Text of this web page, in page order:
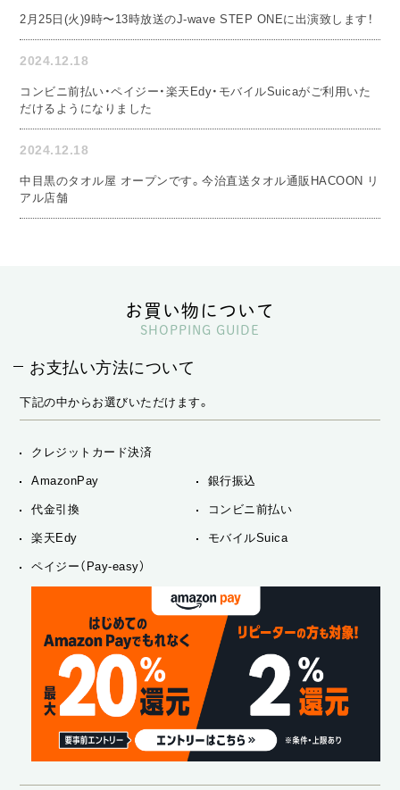
2月25日(火)9時〜13時放送のJ-wave STEP ONEに出演致します！
2024.12.18
コンビニ前払い・ペイジー・楽天Edy・モバイルSuicaがご利用いた
だけるようになりました
2024.12.18
中目黒のタオル屋 オープンです。今治直送タオル通販HACOON リ
アル店舗
お買い物について
SHOPPING GUIDE
お支払い方法について
下記の中からお選びいただけます。
クレジットカード決済
AmazonPay 銀行振込
代金引換 コンビニ前払い
楽天Edy モバイルSuica
ペイジー（Pay-easy）